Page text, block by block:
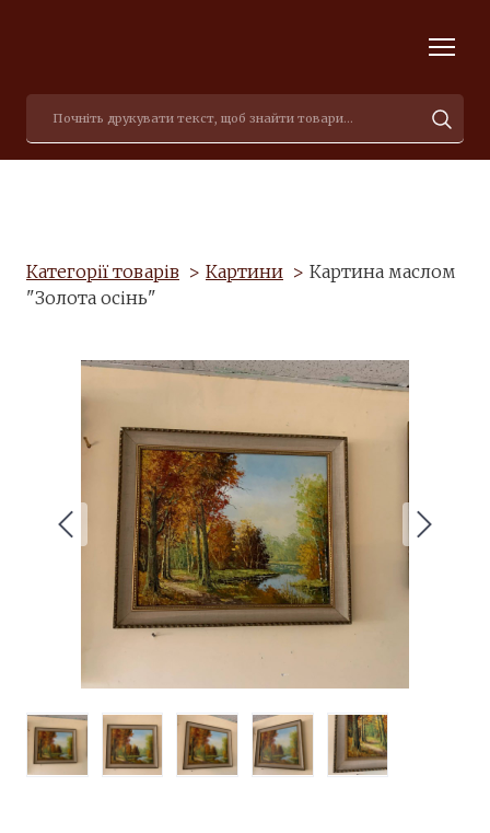
Категорії товарів Картини
Картина маслом
"Золота осінь"